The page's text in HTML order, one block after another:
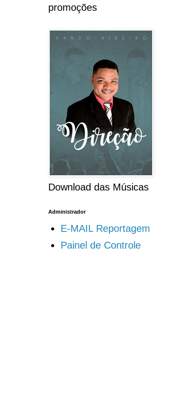
promoções
Download das Músicas
Administrador
E-MAIL Reportagem
Painel de Controle